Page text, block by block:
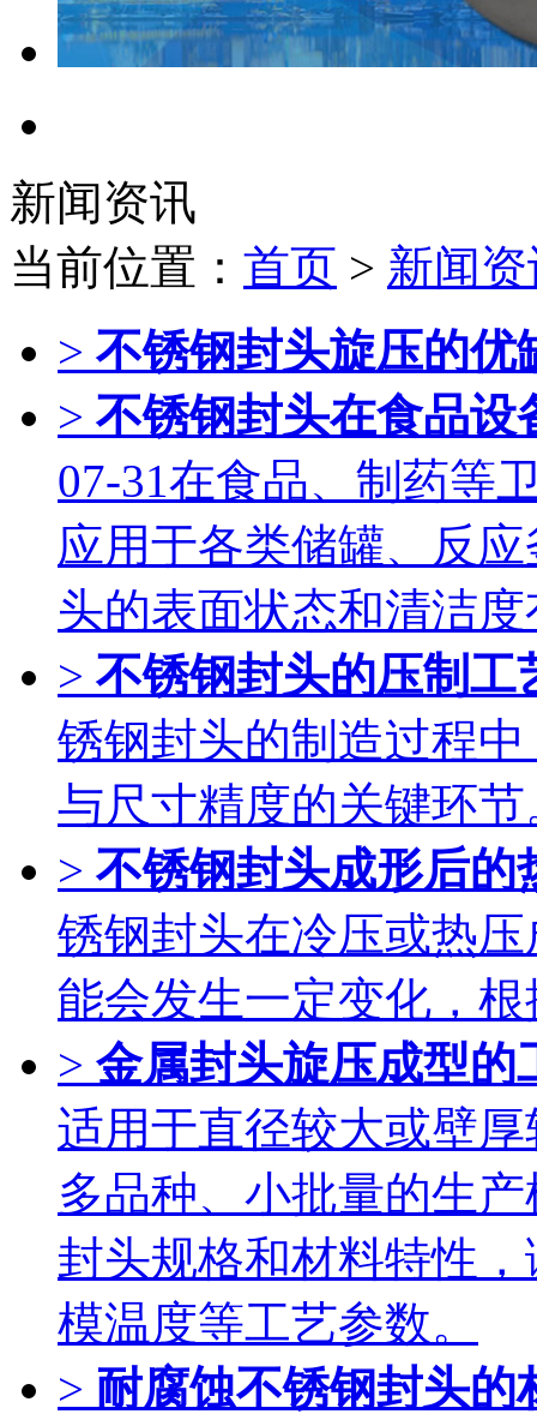
新闻资讯
当前位置： 首页 > 新闻
> 不锈钢封头旋压的优
> 不锈钢封头在食品设
07-31在食品、制药等
应用于各类储罐、反
头的表面状态和清洁
> 不锈钢封头的压制工
锈钢封头的制造过程
与尺寸精度的关键环节
> 不锈钢封头成形后的
锈钢封头在冷压或热
能会发生一定变化，
> 金属封头旋压成型的
适用于直径较大或壁
多品种、小批量的生
封头规格和材料特性
模温度等工艺参数。
> 耐腐蚀不锈钢封头